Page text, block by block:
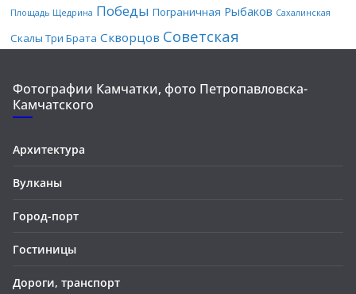
Площадь Щедрина Победы Пограничная Рыбаков Сахалинская
Скалы Три Брата Скворцов Советская
Фотографии Камчатки, фото Петропавловска-
Камчатского
Архитектура
Вулканы
Город-порт
Гостиницы
Дороги, транспорт